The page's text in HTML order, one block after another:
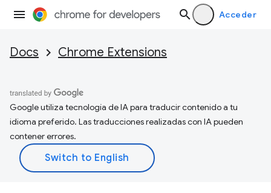
Acceder
Docs Chrome Extensions
Google utiliza tecnología de IA para traducir contenido a tu
idioma preferido. Las traducciones realizadas con IA pueden
contener errores.